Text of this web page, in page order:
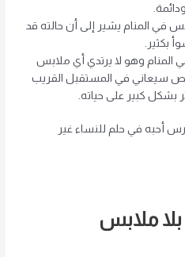
في المنام يشير إلى أن حالته قد
بكثير.
المنام وهو لا يرتدي أي ملابس
سيعاني في المستقبل القريب
بشكل كبير على حياته.
أحبه في حلم للنساء غير
ملابس